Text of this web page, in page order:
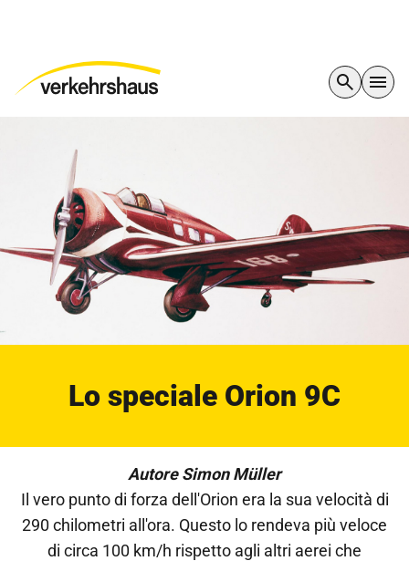
Lo speciale Orion 9C
Autore Simon Müller
Il vero punto di forza dell'Orion era la sua velocità di
290 chilometri all'ora. Questo lo rendeva più veloce
di circa 100 km/h rispetto agli altri aerei che